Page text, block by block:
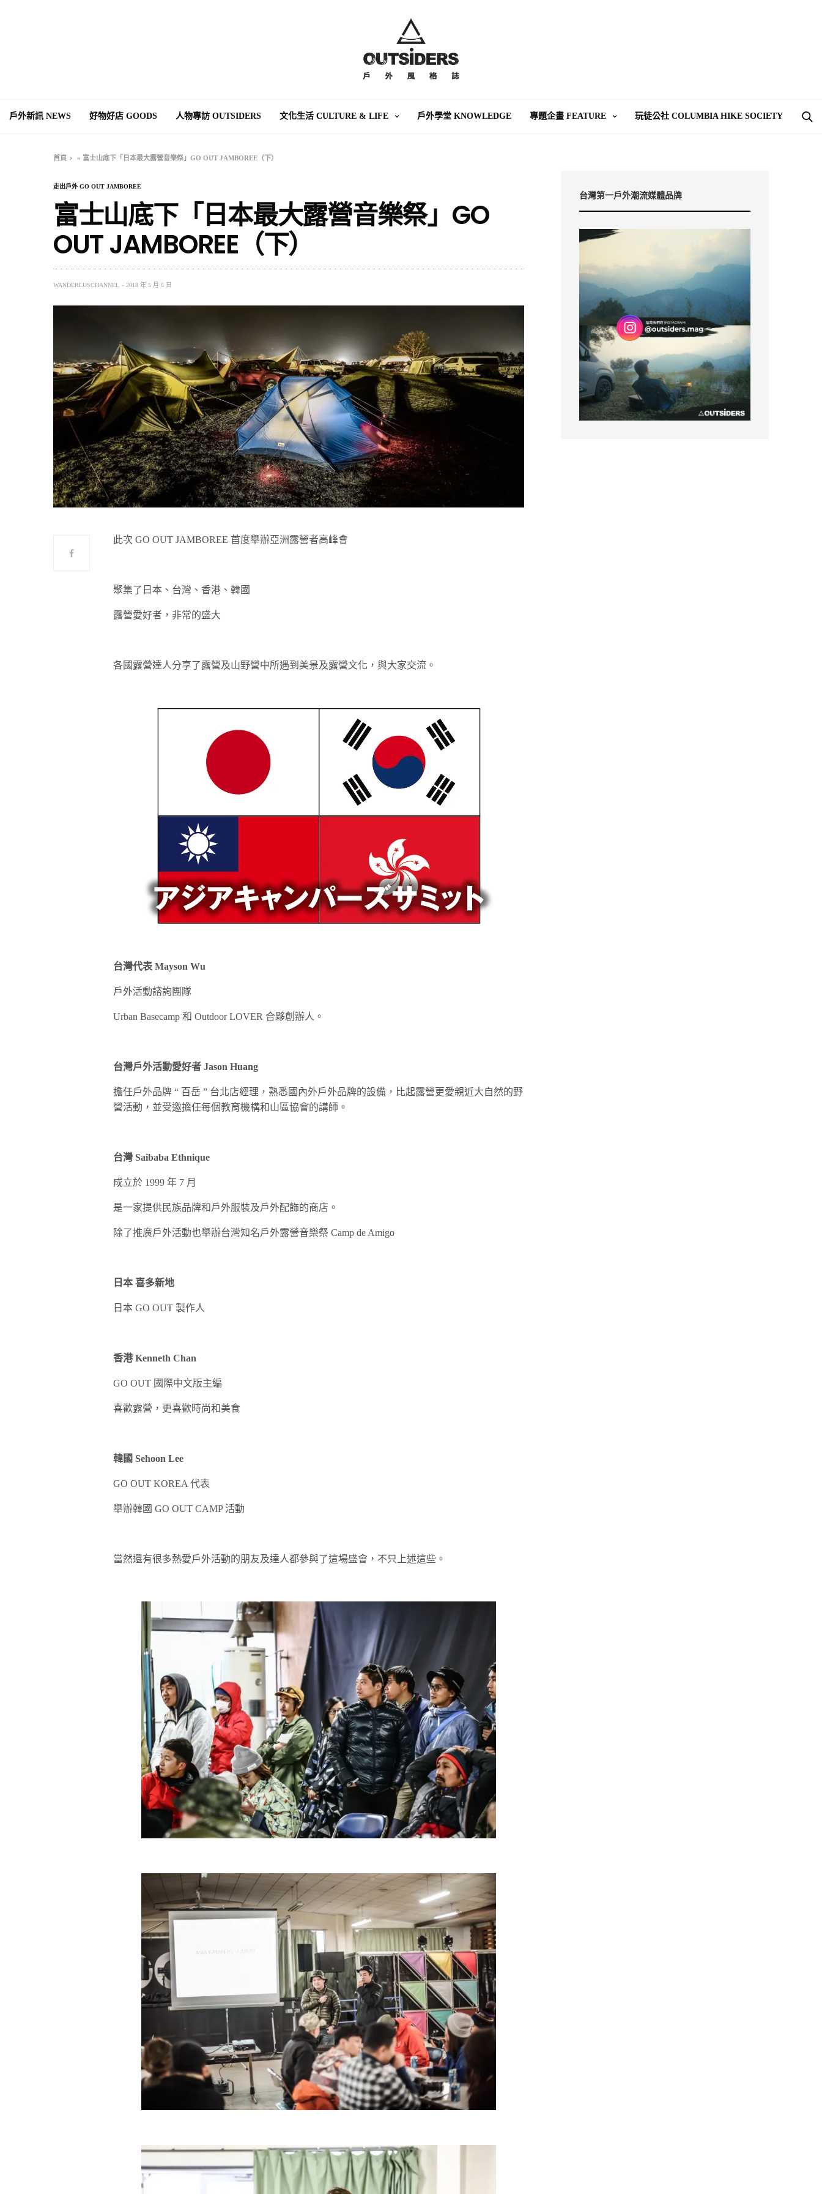
戶外新訊 NEWS 好物好店 GOODS 人物專訪 OUTSIDERS 文化生活 CULTURE & LIFE 戶外學堂 KNOWLEDGE 專題企畫 FEATURE 玩徒公社 COLUMBIA HIKE SOCIETY
首頁 » 富士山底下「日本最大露營音樂祭」GO OUT JAMBOREE（下）
走出戶外 GO OUT JAMBOREE
富士山底下「日本最大露營音樂祭」GO
OUT JAMBOREE（下）
WANDERLUSCHANNEL 2018 年 5 月 6 日
此次 GO OUT JAMBOREE 首度舉辦亞洲露營者高峰會
聚集了日本、台灣、香港、韓國
露營愛好者，非常的盛大
各國露營達人分享了露營及山野營中所遇到美景及露營文化，與大家交流。
台灣代表 Mayson Wu
戶外活動諮詢團隊
Urban Basecamp 和 Outdoor LOVER 合夥創辦人。
台灣戶外活動愛好者 Jason Huang
擔任戶外品牌 “ 百岳 ” 台北店經理，熟悉國內外戶外品牌的設備，比起露營更愛親近大自然的野
營活動，並受邀擔任每個教育機構和山區協會的講師。
台灣 Saibaba Ethnique
成立於 1999 年 7 月
是一家提供民族品牌和戶外服裝及戶外配飾的商店。
除了推廣戶外活動也舉辦台灣知名戶外露營音樂祭 Camp de Amigo
日本 喜多新地
日本 GO OUT 製作人
香港 Kenneth Chan
GO OUT 國際中文版主編
喜歡露營，更喜歡時尚和美食
韓國 Sehoon Lee
GO OUT KOREA 代表
舉辦韓國 GO OUT CAMP 活動
當然還有很多熱愛戶外活動的朋友及達人都參與了這場盛會，不只上述這些。
台灣第一戶外潮流媒體品牌